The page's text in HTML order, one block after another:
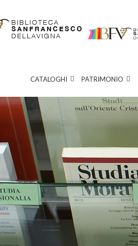
CATALOGHI PATRIMONIO